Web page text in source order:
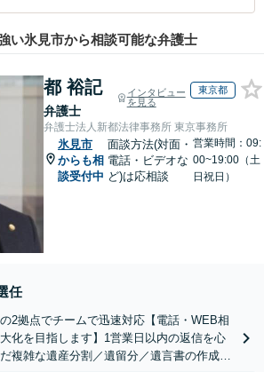
い氷見市から相談可能な弁護士
都 裕記
弁護士
インタビュー
を見る
東京都
弁護士法人新都法律事務所 東京事務所
氷見市
からも相
談受付中
面談方法(対面・
電話・ビデオな
ど)は応相談
営業時間：09:
00~19:00（土
日祝日）
任
2拠点でチームで迅速対応【電話・WEB相
化を目指します】1営業日以内の返信を心
複雑な遺産分割／遺留分／遺言書の作成・